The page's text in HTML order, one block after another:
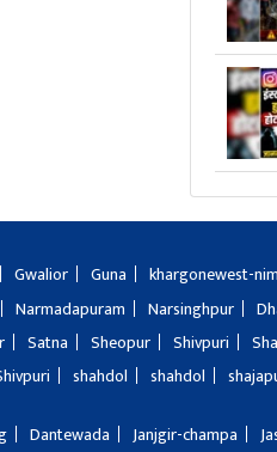
Gwalior Guna khargonewest-
Narmadapuram Narsinghpur
Satna Sheopur Shivpuri
shahdol shahdol
Dantewada Janjgir-champa